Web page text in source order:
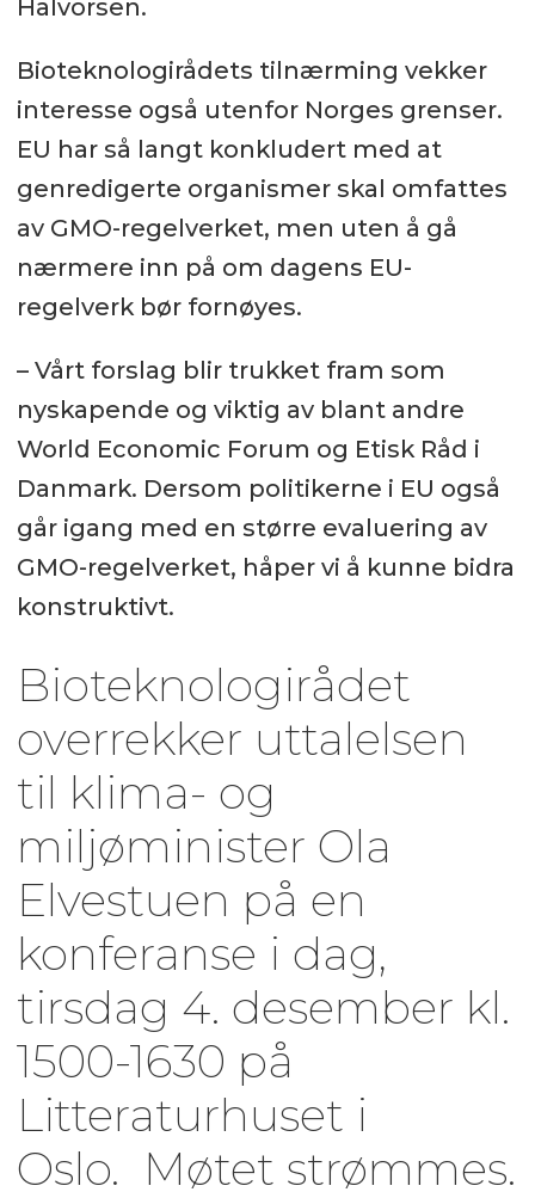
Halvorsen.
Bioteknologirådets tilnærming vekker
interesse også utenfor Norges grenser.
EU har så langt konkludert med at
genredigerte organismer skal omfattes
av GMO-regelverket, men uten å gå
nærmere inn på om dagens EU-
regelverk bør fornøyes.
– Vårt forslag blir trukket fram som
nyskapende og viktig av blant andre
World Economic Forum og Etisk Råd i
Danmark. Dersom politikerne i EU også
går igang med en større evaluering av
GMO-regelverket, håper vi å kunne bidra
konstruktivt.
Bioteknologirådet
overrekker uttalelsen
til klima- og
miljøminister Ola
Elvestuen på en
konferanse i dag,
tirsdag 4. desember kl.
1500-1630 på
Litteraturhuset i
Oslo. Møtet strømmes.